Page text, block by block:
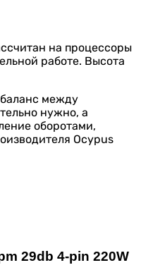
на процессоры
работе. Высота
между
нужно, а
оборотами,
Ocypus
29db 4-pin 220W